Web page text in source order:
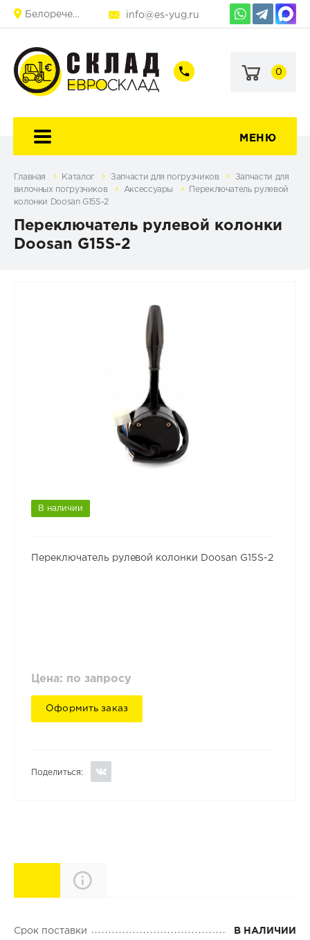
Белореченск info@es-yug.ru
+7
60-
+7
69-
0
МЕНЮ
Главная Каталог Запчасти для погрузчиков
Запчасти для
вилочных погрузчиков
Аксессуары
Переключатель рулевой
колонки Doosan G15S-2
Переключатель рулевой колонки
Doosan G15S-2
В наличии
Переключатель рулевой колонки Doosan G15S-2
Цена: по запросу
Оформить заказ
Поделиться:
Характеристики
Срок поставки В НАЛИЧИИ